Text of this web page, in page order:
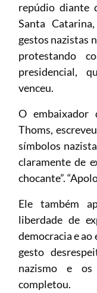
repúdio diante
Santa
gestos nazistas
protestando
presidencial,
venceu.
O embaixador
Thoms,
símbolos
claramente de
chocante”.
Ele também
liberdade de
democracia e ao
gesto
nazismo e os
completou.